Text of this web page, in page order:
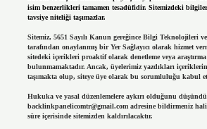
isim benzerlikleri tamamen tesadüfidir. Sitemizdeki
tavsiye niteliği taşımazlar.
Sitemiz, 5651 Sayılı Kanun gereğince Bilgi Teknolojileri
tarafından onaylanmış bir Yer Sağlayıcı olarak hizmet
sitedeki içerikleri proaktif olarak denetleme veya
bulunmamaktadır. Ancak, üyelerimiz yazdıkları
taşımakta olup, siteye üye olarak bu sorumluluğu kabul
Hukuka ve yasal düzenlemelere aykırı olduğunu
backlinkpanelicomtr@gmail.comadresine bildirmeniz
süre içerisinde sitemizden kaldırılacaktır.